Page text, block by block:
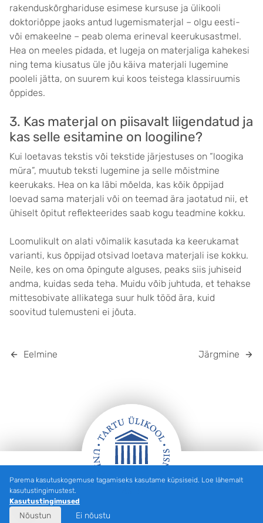
rakenduskõrghariduse esimese kursuse ja ülikooli
doktoriõppe jaoks antud lugemismaterjal – olgu eesti-
või emakeelne – peab olema erineval keerukusastmel.
Hea on meeles pidada, et lugeja on materjaliga kahekesi
ning tema kiusatus üle jõu käiva materjali lugemine
pooleli jätta, on suurem kui koos teistega klassiruumis
õppides.
3. Kas materjal on piisavalt liigendatud ja
kas selle esitamine on loogiline?
Kui loetavas tekstis või tekstide järjestuses on “loogika
müra”, muutub teksti lugemine ja selle mõistmine
keerukaks. Hea on ka läbi mõelda, kas kõik õppijad
loevad sama materjali või on teemad ära jaotatud nii, et
ühiselt õpitut reflekteerides saab kogu teadmine kokku.
Loomulikult on alati võimalik kasutada ka keerukamat
varianti, kus õppijad otsivad loetava materjali ise kokku.
Neile, kes on oma õpingute alguses, peaks siis juhiseid
andma, kuidas seda teha. Muidu võib juhtuda, et tehakse
mittesobivate allikatega suur hulk tööd ära, kuid
soovitud tulemusteni ei jõuta.
Eelmine Järgmine
Jalus
Parema kasutuskogemuse tagamiseks kasutame küpsiseid. Loe lähemalt
kasutustingimustest.
Kasutustingimused
Nõustun Ei nõustu